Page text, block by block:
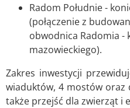
Radom Południe -
(połączenie z
obwodnica Radomia -
mazowieckiego).
Zakres inwestycji
wiaduktów, 4 mostów oraz
także przejść dla zwierząt i